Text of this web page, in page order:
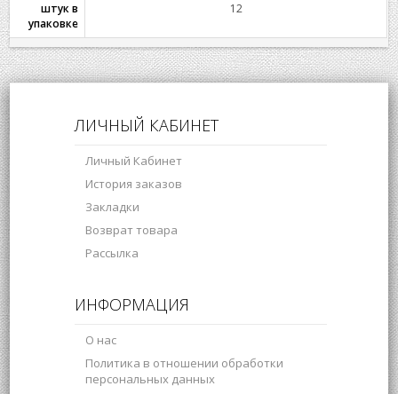
штук в
упаковке
12
ЛИЧНЫЙ КАБИНЕТ
Личный Кабинет
История заказов
Закладки
Возврат товара
Рассылка
ИНФОРМАЦИЯ
О нас
Политика в отношении обработки
персональных данных